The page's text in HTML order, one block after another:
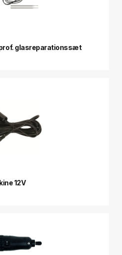
glasreparationssæt
12V